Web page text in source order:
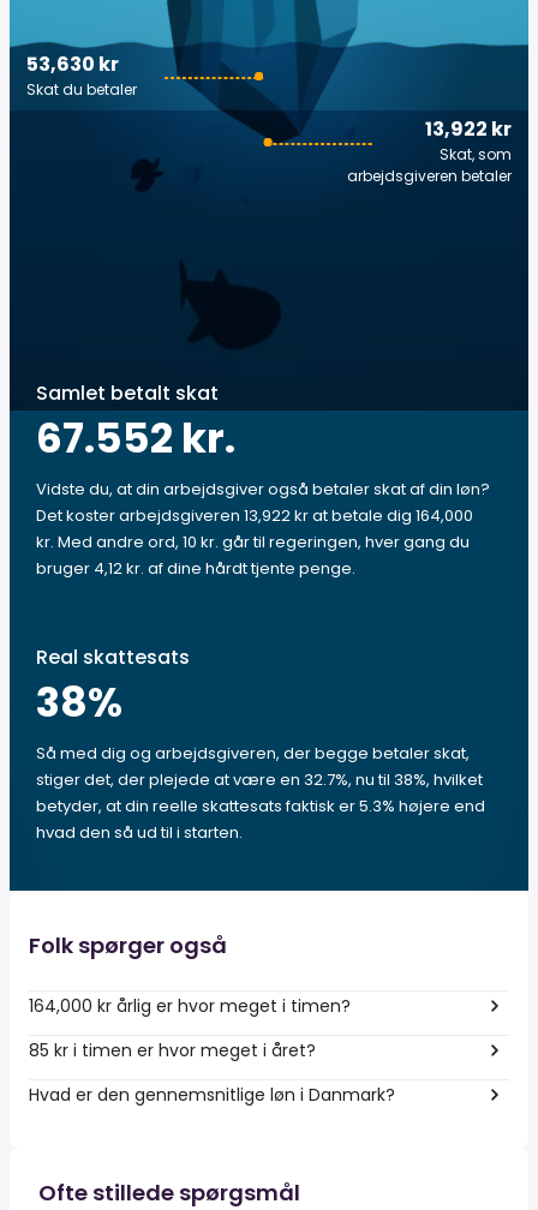
13,922 kr
Skat, som
arbejdsgiveren betaler
53,630 kr
Skat du betaler
Samlet betalt skat
67.552 kr.
Vidste du, at din arbejdsgiver også betaler skat af din løn?
Det koster arbejdsgiveren 13,922 kr at betale dig 164,000
kr. Med andre ord, 10 kr. går til regeringen, hver gang du
bruger 4,12 kr. af dine hårdt tjente penge.
Real skattesats
38%
Så med dig og arbejdsgiveren, der begge betaler skat,
stiger det, der plejede at være en 32.7%, nu til 38%, hvilket
betyder, at din reelle skattesats faktisk er 5.3% højere end
hvad den så ud til i starten.
Folk spørger også
164,000 kr årlig er hvor meget i timen?
85 kr i timen er hvor meget i året?
Hvad er den gennemsnitlige løn i Danmark?
Ofte stillede spørgsmål